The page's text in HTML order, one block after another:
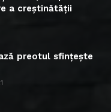
a creștinătății
preotul sfințește